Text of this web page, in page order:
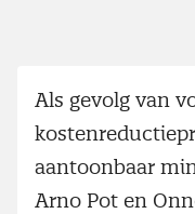
Als gevolg van
aantoonbaar
Arno Pot en